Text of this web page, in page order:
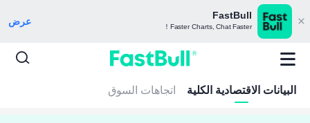
FastBull
Faster Charts, Chat Faster！ عرض
البيانات الاقتصادية الكلية اتجاهات السوق